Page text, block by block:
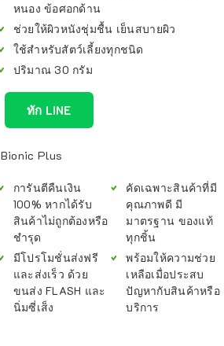
หนอง ข้อศอกด้าน
ช่วยให้ผิวหนังชุ่มชื้น เย็นสบายผิว
ใช้สำหรับสัตว์เลี้ยงทุกชนิด
ปริมาณ 30 กรัม
ทัก LINE
Bionic Plus
การันตีคืนเงิน
100% หากได้รับ
สินค้าไม่ถูกต้องหรือ
ชำรุด
มีโปรโมชั่นส่งฟรี
และส่งเร็ว ด้วย
ขนส่ง FLASH และ
นิ่มซี่เส็ง
คัดเฉพาะสินค้าที่มี
คุณภาพดี มี
มาตรฐาน ของแท้
ทุกชิ้น
พร้อมให้ความช่วย
เหลือเมื่อประสบ
ปัญหากับสินค้าหรือ
บริการ